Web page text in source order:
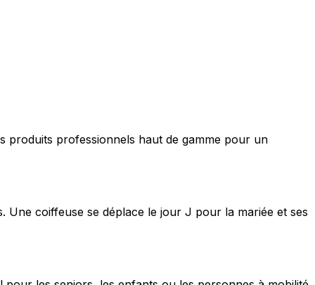
produits professionnels haut de gamme pour un
Une coiffeuse se déplace le jour J pour la mariée et ses